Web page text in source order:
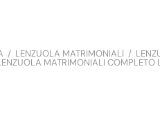
/ LENZUOLA MATRIMONIALI /
MATRIMONIALI COMPLETO